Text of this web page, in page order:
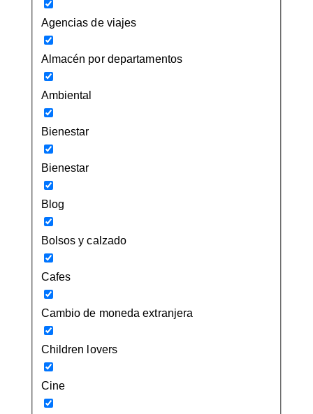
Agencias de viajes
Almacén por departamentos
Ambiental
Bienestar
Bienestar
Blog
Bolsos y calzado
Cafes
Cambio de moneda extranjera
Children lovers
Cine